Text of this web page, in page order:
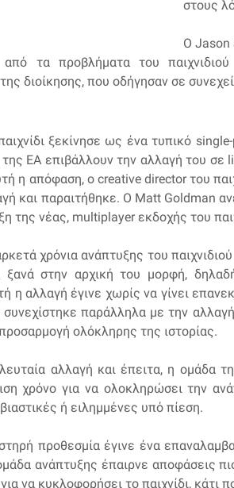
στους
Ο Jason
τα προβλήματα του
διοίκησης, που οδήγησαν σε
ξεκίνησε ως ένα τυπικό
EA επιβάλλουν την αλλαγή του σε
η απόφαση, ο creative director του
και παραιτήθηκε. Ο Matt Goldman
της νέας, multiplayer εκδοχής του
χρόνια ανάπτυξης του
ξανά στην αρχική του μορφή,
η αλλαγή έγινε χωρίς να γίνει
παράλληλα με την
ολόκληρης της ιστορίας.
αλλαγή και έπειτα, η ομάδα
χρόνο για να ολοκληρώσει την
ή ειλημμένες υπό πίεση.
προθεσμία έγινε ένα
ανάπτυξης έπαιρνε αποφάσεις
να κυκλοφορήσει το παιχνίδι, κάτι